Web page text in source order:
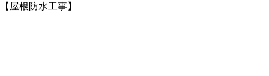
【屋根防水工事】